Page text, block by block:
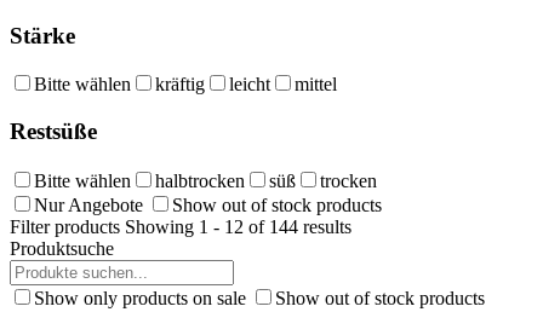
Stärke
Bitte wählen kräftig leicht mittel
Restsüße
Bitte wählen halbtrocken süß
trocken
Nur Angebote
Show out of stock products
Filter products Showing 1 - 12 of 144 results
Produktsuche
Show only products on sale
Show out of stock products